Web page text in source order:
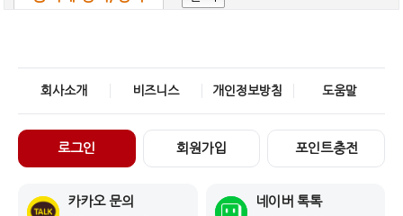
회사소개 비즈니스 개인정보방침 도움말
로그인 회원가입 포인트충전
카카오 문의 네이버 톡톡